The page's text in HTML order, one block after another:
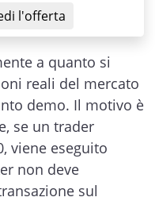
l'offerta
a quanto si
reali del mercato
demo. Il motivo è
se un trader
viene eseguito
non deve
sul